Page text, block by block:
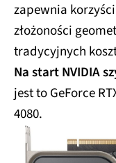
zapewnia
złożoności
tradycyjnych
Na start NVIDIA
jest to GeForce
4080.